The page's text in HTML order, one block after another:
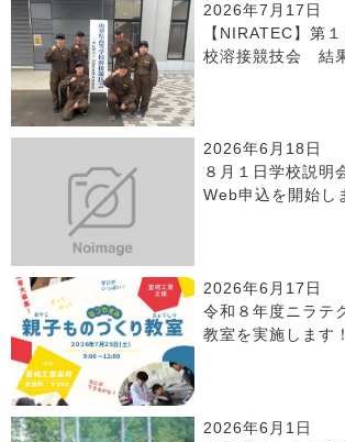
2026年7月17日
【NIRATEC】第
校溶接競技会 結
2026年6月18日
８月１日学校説明
Web申込を開始し
2026年6月17日
令和８年度ニラテ
教室を実施します！
2026年6月1日